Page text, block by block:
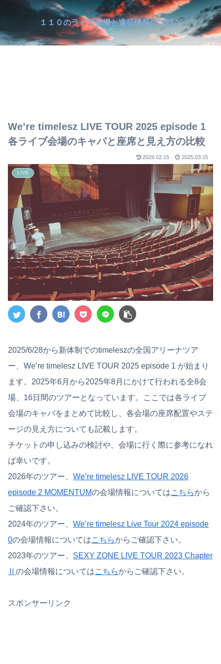
１１０のライブ会場と遠征情報のブログ
We’re timelesz LIVE TOUR 2025 episode 1
各ライブ会場のキャパと座席と見え方の比較
2026.02.15 2025.03.15
LIVE
2025/6/28から新体制でのtimeleszの全国アリーナツア
ー、We’re timelesz LIVE TOUR 2025 episode 1 が始まり
ます。2025年6月から2025年8月にかけて行われる全8会
場、16日間のツアーとなっています。ここでは各ライブ
会場のキャパをまとめて比較し、各会場の座席配置やステ
ージの見え方についても記載します。
チケットの申し込みの検討や、会場に行く際に参考になれ
ば幸いです。
2026年のツアー、 We’re timelesz LIVE TOUR 2026
episode 2 MOMENTUMの会場情報についてはこちらから
ご確認下さい。
2024年のツアー、 We’re timelesz Live Tour 2024 episode
0の会場情報についてはこちらからご確認下さい。
2023年のツアー、 SEXY ZONE LIVE TOUR 2023 Chapter
Ⅱ の会場情報についてはこちらからご確認下さい。
スポンサーリンク